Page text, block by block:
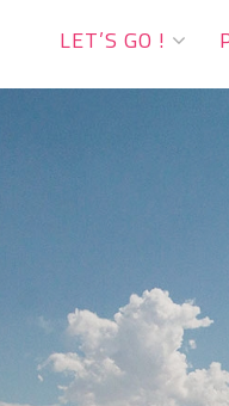
LET’S GO !